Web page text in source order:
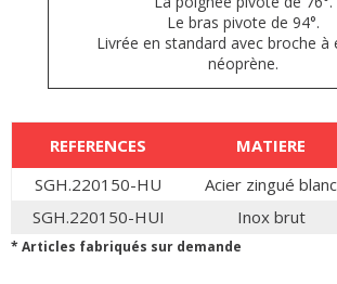
Le bras pivote de 94°.
Livrée en standard avec broche à
néoprène.
REFERENCES MATIERE
SGH.220150-HU
Acier zingué blanc
SGH.220150-HUI
Inox brut
* Articles fabriqués sur demande